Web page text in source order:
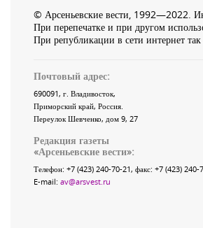
© Арсеньевские вести, 1992—2022.
При перепечатке и при другом
При републикации в сети интернет
Почтовый адрес:
690091, г. Владивосток,
Приморский край, Россия.
Переулок Шевченко, дом 9, 27
Редакция газеты
«Арсеньевские вести»:
Телефон: +7 (423) 240-70-21, факс: +7 (423) 240-
E-mail: av@arsvest.ru